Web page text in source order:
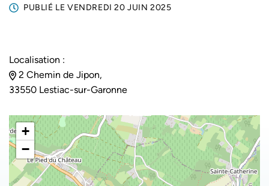
PUBLIÉ LE VENDREDI 20 JUIN 2025
Localisation :
2 Chemin de Jipon,
33550 Lestiac-sur-Garonne
+
−